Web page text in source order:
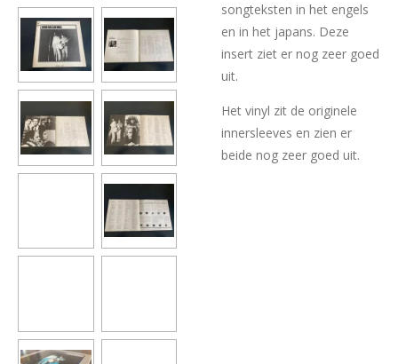
songteksten in het engels
en in het japans. Deze
insert ziet er nog zeer goed
uit.
Het vinyl zit de originele
innersleeves en zien er
beide nog zeer goed uit.